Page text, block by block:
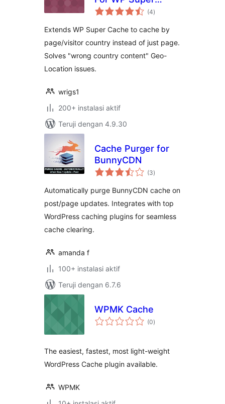
Cache
(4total
rating
)
Extends WP Super Cache to cache by
page/visitor country instead of just page.
Solves "wrong country content" Geo-
Location issues.
wrigs1
200+ instalasi aktif
Teruji dengan 4.9.30
Cache Purger for
BunnyCDN
(3total
rating
)
Automatically purge BunnyCDN cache on
post/page updates. Integrates with top
WordPress caching plugins for seamless
cache clearing.
amanda f
100+ instalasi aktif
Teruji dengan 6.7.6
WPMK Cache
(0total
rating
)
The easiest, fastest, most light-weight
WordPress Cache plugin available.
WPMK